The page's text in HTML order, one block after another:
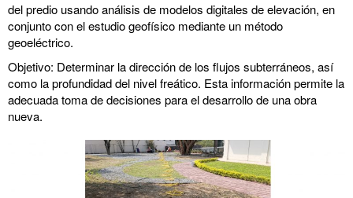
del predio usando análisis de modelos digitales de elevación, en
conjunto con el estudio geofísico mediante un método
geoeléctrico.
Objetivo: Determinar la dirección de los flujos subterráneos, así
como la profundidad del nivel freático. Esta información permite la
adecuada toma de decisiones para el desarrollo de una obra
nueva.